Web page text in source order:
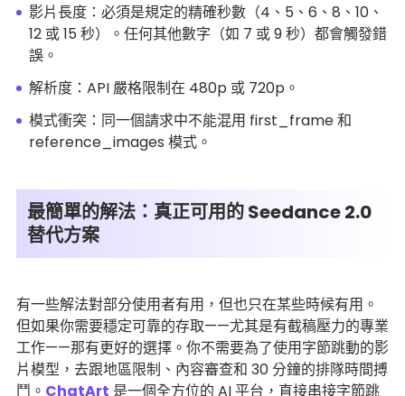
影片長度：必須是規定的精確秒數（4、5、6、8、10、
12 或 15 秒）。任何其他數字（如 7 或 9 秒）都會觸發錯
誤。
解析度：API 嚴格限制在 480p 或 720p。
模式衝突：同一個請求中不能混用 first_frame 和
reference_images 模式。
最簡單的解法：真正可用的 Seedance 2.0
替代方案
有一些解法對部分使用者有用，但也只在某些時候有用。
但如果你需要穩定可靠的存取——尤其是有截稿壓力的專業
工作——那有更好的選擇。你不需要為了使用字節跳動的影
片模型，去跟地區限制、內容審查和 30 分鐘的排隊時間搏
鬥。 ChatArt 是一個全方位的 AI 平台，直接串接字節跳